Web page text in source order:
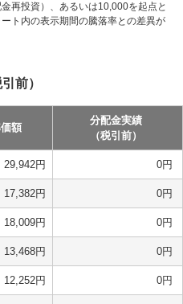
再投資）、あるいは10,000を起点と
ト内の表示期間の騰落率との差異が
前）
額
分配金実績
（税引前）
29,942円 0円
17,382円 0円
18,009円 0円
13,468円 0円
12,252円 0円